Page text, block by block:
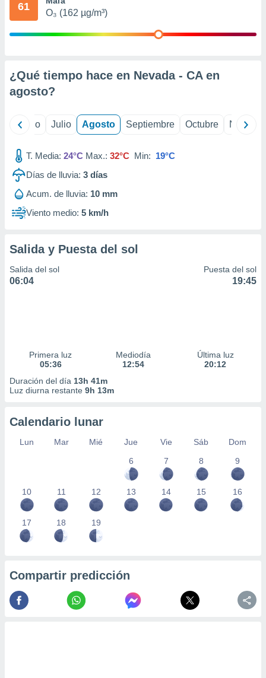
publicidad
1199
61
O₃ (162 µg/m³)
¿Qué tiempo hace en Nevada - CA en
agosto?
Junio Julio Agosto Septiembre Octubre
T. Media: 24°C Max.: 32°C Min: 19°C
Días de lluvia: 3 días
Acum. de lluvia: 10 mm
Viento medio: 5 km/h
Salida y Puesta del sol
Salida del sol
06:04
Puesta del sol
19:45
Primera luz
05:36
Mediodía
12:54
Última luz
20:12
Duración del día 13h 41m
Luz diurna restante 9h 13m
Calendario lunar
Lun Mar Mié Jue Vie Sáb
Dom
6
7 8 9
10 11 12 13 14 15 16
17 18 19
Compartir predicción